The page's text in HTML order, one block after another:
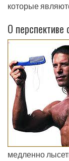
которые
О
медленно